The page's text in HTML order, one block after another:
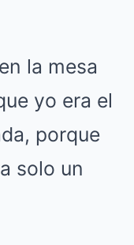
la mesa
yo era el
porque
solo un